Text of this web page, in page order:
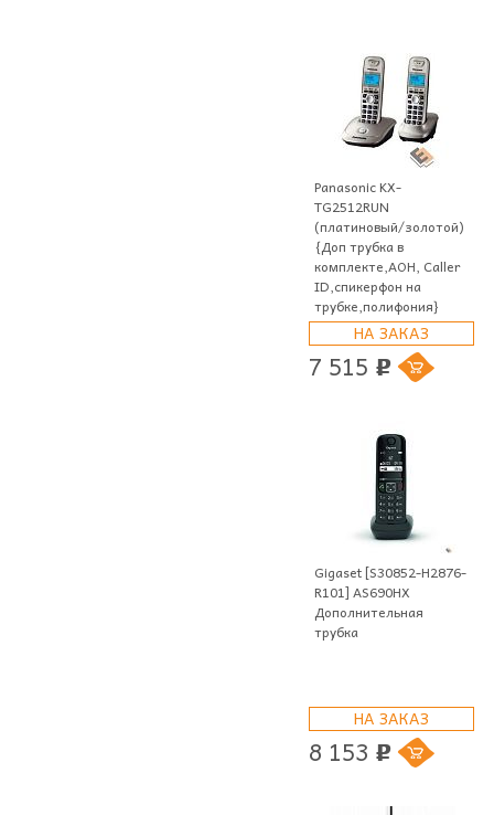
Panasonic KX-
TG2512RUN
(платиновый/золотой)
{Доп трубка в
комплекте,АОН, Caller
ID,спикерфон на
трубке,полифония}
НА ЗАКАЗ
7 515 p
Gigaset [S30852-H2876-
R101] AS690HX
Дополнительная
трубка
НА ЗАКАЗ
8 153 p